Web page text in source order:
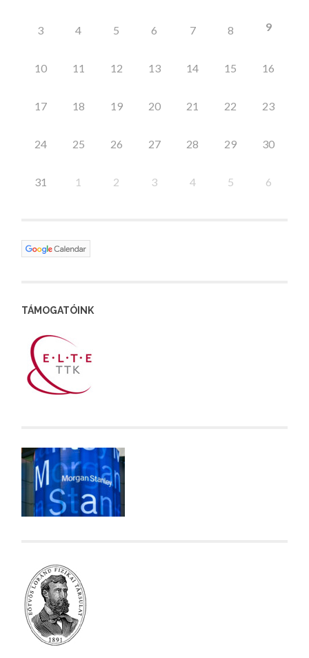
3 4 5 6 7 8 9
10 11 12 13 14 15 16
17 18 19 20 21 22 23
24 25 26 27 28 29 30
31 1 2 3 4 5 6
TÁMOGATÓINK